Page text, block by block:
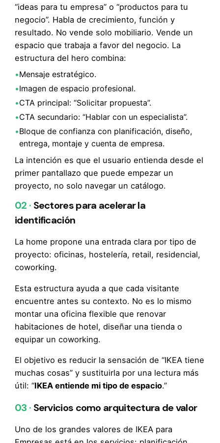
“ideas para tu empresa” o “productos para tu
negocio”. Habla de crecimiento, función y
resultado. No vende solo mobiliario. Vende un
espacio que trabaja a favor del negocio. La
estructura del hero combina:
•Mensaje estratégico.
•Imagen de espacio profesional.
•CTA principal: “Solicitar propuesta”.
•CTA secundario: “Hablar con un especialista”.
•Bloque de confianza con planificación, diseño,
entrega, montaje y cuenta de empresa.
La intención es que el usuario entienda desde el
primer pantallazo que puede empezar un
proyecto, no solo navegar un catálogo.
02 · Sectores para acelerar la
identificación
La home propone una entrada clara por tipo de
proyecto: oficinas, hostelería, retail, residencial,
coworking.
Esta estructura ayuda a que cada visitante
encuentre antes su contexto. No es lo mismo
montar una oficina flexible que renovar
habitaciones de hotel, diseñar una tienda o
equipar un coworking.
El objetivo es reducir la sensación de “IKEA tiene
muchas cosas” y sustituirla por una lectura más
útil: “IKEA entiende mi tipo de espacio.”
03 · Servicios como arquitectura de valor
Uno de los grandes valores de IKEA para